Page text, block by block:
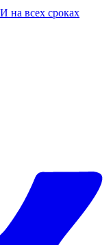
на всех сроках